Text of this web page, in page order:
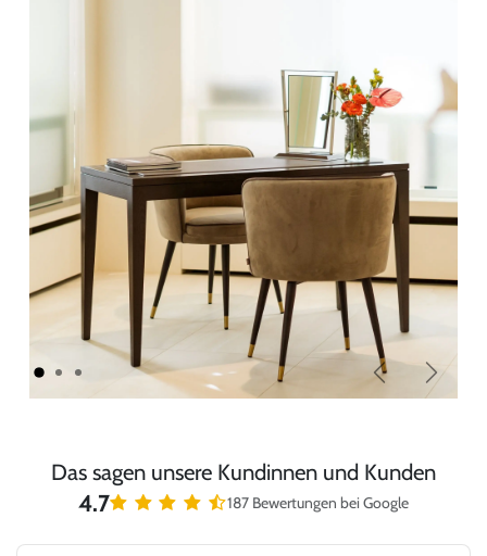
Zurück Weiter
Das sagen unsere Kundinnen und Kunden
4.7 187 Bewertungen bei Google